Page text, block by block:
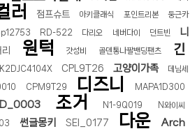
러 점프슈트 아키클래식 포인트리본 둥근카
RD-522 다리오 네버다이 던트빈
니
원턱 갓성비 골덴통나팔밴딩팬츠 긴
CPL9T26 고양이가족 데님세
CPM9T29 디즈니 MAPA1D300
조거 N1-9Q019 N와이씨
썬글몽키 SEI_0177 다운 Arch